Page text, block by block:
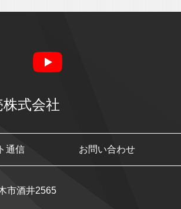
式会社
通信 お問い合わせ
市酒井2565